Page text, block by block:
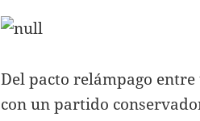
Del pacto relámpago
con un partido